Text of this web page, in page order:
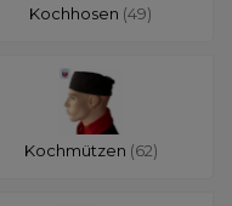
Kochhosen (49)
Kochmützen (62)